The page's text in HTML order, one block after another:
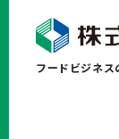
フードビジネス